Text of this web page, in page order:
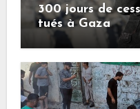
300 jours de
tués à Gaza